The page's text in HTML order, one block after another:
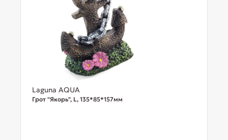
Laguna AQUA
Грот "Якорь", L, 135*85*157мм